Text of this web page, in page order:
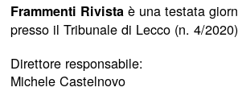
Frammenti Rivistaè una testata
presso il Tribunale di Lecco (n. 4/2020)
Direttore responsabile:
Michele Castelnovo